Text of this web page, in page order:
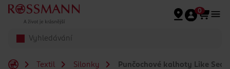
Přeskočit na hlavmní obsah
0
Textil Silonky Punčochové kalhoty Like